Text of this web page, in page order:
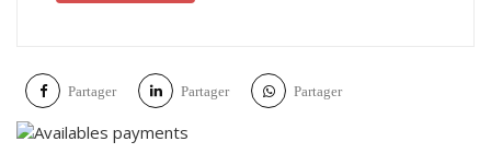
Partager Partager Partager